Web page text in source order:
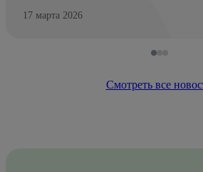
17 марта 2026
Смотреть все